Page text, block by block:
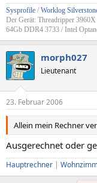
Sysprofile / Worklog
Der Gerät: Threadripper
64Gb DDR4 3733 / Intel
morph027
Lieutenant
23. Februar 2006
Allein mein Rechner
Ausgerechnet oder
Hauptrechner |